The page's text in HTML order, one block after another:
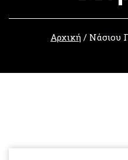
Αρχική / Νάσιου